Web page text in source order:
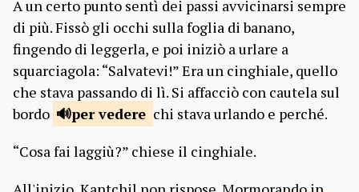
A un certo punto sentì dei passi avvicinarsi sempre
di più. Fissò gli occhi sulla foglia di banano,
fingendo di leggerla, e poi iniziò a urlare a
squarciagola: “Salvatevi!” Era un cinghiale, quello
che stava passando di lì. Si affacciò con cautela sul
bordo
pervedere chi stava urlando e perché.
“Cosa fai laggiù?” chiese il cinghiale.